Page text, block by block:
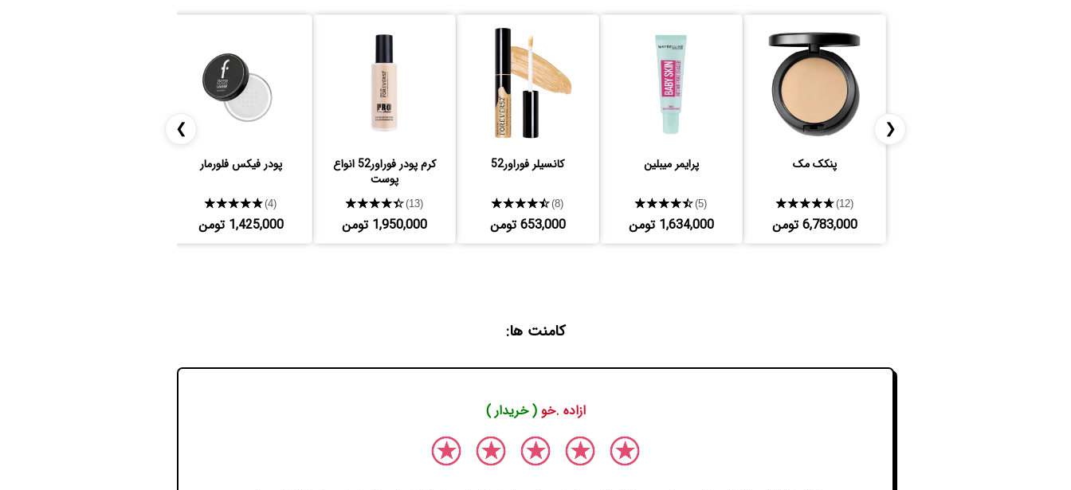
❮
پنکک مک
★★★★★(12)
6,783,000 تومن
پرایمر میبلین
★★★★★(5)
1,634,000 تومن
کانسیلر فوراور52
★★★★★(8)
653,000 تومن
کرم پودر فوراور52 انواع
پوست
★★★★★(13)
1,950,000 تومن
پودر فیکس فلورمار
★★★★★(4)
1,425,000 تومن
❯
کامنت ها:
ازاده .خو( خریدار )